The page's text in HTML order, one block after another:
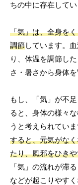
ちの中に存在してい
「気」は、全身を
調節しています。
り、体温を調節し
さ・暑さから身体
もし、「気」が不
ると、身体の様々
うと考えられてい
すると、元気がな
たり、風邪をひき
「気」の流れが滞
などが起こりやす